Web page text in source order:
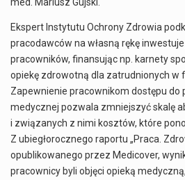
Ekspert Instytutu Ochrony Zdrowia
pracodawców na własną rękę
pracowników, finansując np. karnety
opiekę zdrowotną dla zatrudnionych w
Zapewnienie pracownikom dostępu do
medycznej pozwala zmniejszyć skalę
i związanych z nimi kosztów, które
Z ubiegłorocznego raportu „Praca.
opublikowanego przez Medicover,
pracownicy byli objęci opieką